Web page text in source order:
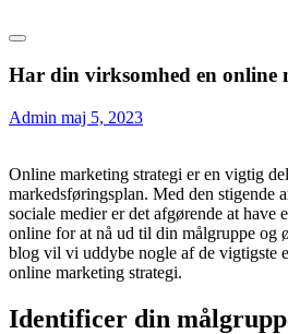
Har din virksomhed en online
Admin maj 5, 2023
Online marketing strategi er en vigtig
markedsføringsplan. Med den stigende
sociale medier er det afgørende at have
online for at nå ud til din målgruppe og
blog vil vi uddybe nogle af de vigtigste
online marketing strategi.
Identificer din